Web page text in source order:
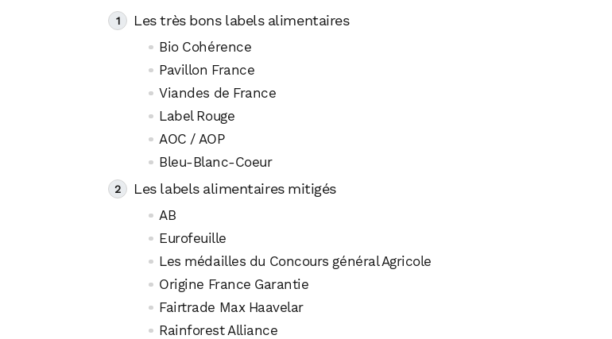
Les très bons labels alimentaires
Bio Cohérence
Pavillon France
Viandes de France
Label Rouge
AOC / AOP
Bleu-Blanc-Coeur
Les labels alimentaires mitigés
AB
Eurofeuille
Les médailles du Concours général Agricole
Origine France Garantie
Fairtrade Max Haavelar
Rainforest Alliance